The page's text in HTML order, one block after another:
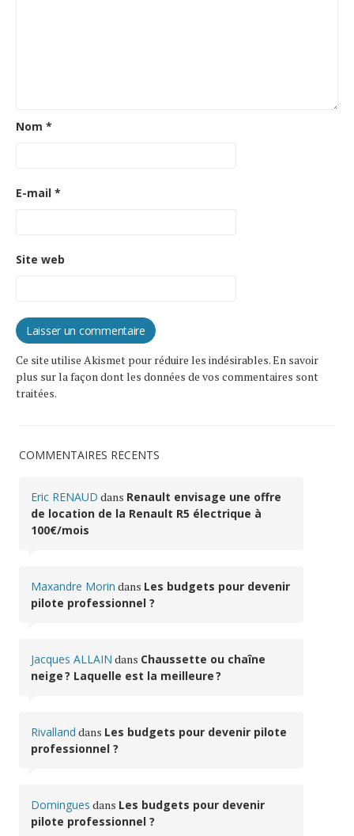
Nom *
E-mail *
Site web
Ce site utilise Akismet pour réduire les indésirables.En savoir
plus sur la façon dont les données de vos commentaires sont
traitées.
COMMENTAIRES RÉCENTS
Eric RENAUD dans Renault envisage une offre
de location de la Renault R5 électrique à
100€/mois
Maxandre Morin dans Les budgets pour devenir
pilote professionnel ?
Jacques ALLAIN dans Chaussette ou chaîne
neige ? Laquelle est la meilleure ?
Rivalland dans Les budgets pour devenir pilote
professionnel ?
Domingues dans Les budgets pour devenir
pilote professionnel ?